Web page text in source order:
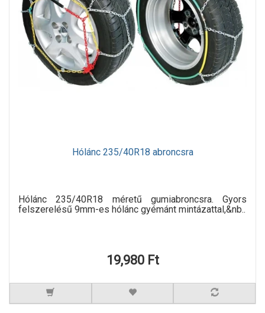
Hólánc 235/40R18 abroncsra
Hólánc 235/40R18 méretű gumiabroncsra. Gyors
felszerelésű 9mm-es hólánc gyémánt mintázattal,&nb..
19,980 Ft